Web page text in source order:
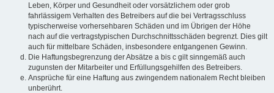
Leben, Körper und Gesundheit oder vorsätzlichem oder grob
fahrlässigem Verhalten des Betreibers auf die bei Vertragsschluss
typischerweise vorhersehbaren Schäden und im Übrigen der Höhe
nach auf die vertragstypischen Durchschnittsschäden begrenzt. Dies gilt
auch für mittelbare Schäden, insbesondere entgangenen Gewinn.
Die Haftungsbegrenzung der Absätze a bis c gilt sinngemäß auch
zugunsten der Mitarbeiter und Erfüllungsgehilfen des Betreibers.
Ansprüche für eine Haftung aus zwingendem nationalem Recht bleiben
unberührt.